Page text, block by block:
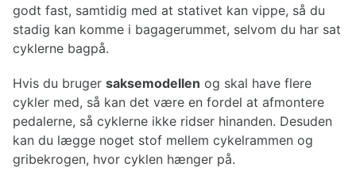
godt fast, samtidig med at stativet kan vippe, så du
stadig kan komme i bagagerummet, selvom du har sat
cyklerne bagpå.
Hvis du bruger saksemodellen og skal have flere
cykler med, så kan det være en fordel at afmontere
pedalerne, så cyklerne ikke ridser hinanden. Desuden
kan du lægge noget stof mellem cykelrammen og
gribekrogen, hvor cyklen hænger på.